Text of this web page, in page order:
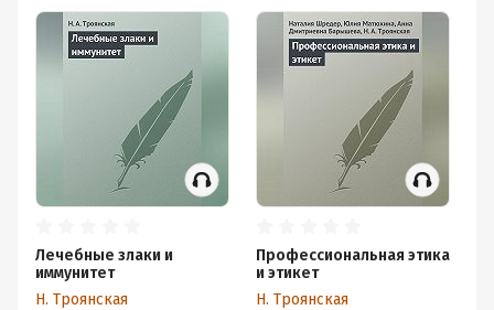
Лечебные злаки и
иммунитет
Н. Троянская
Профессиональная этика
и этикет
Н. Троянская